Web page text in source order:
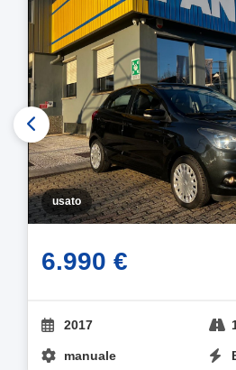
usato
6.990 €
2017
manuale